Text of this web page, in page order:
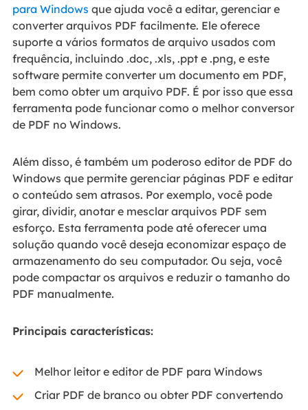
para Windows que ajuda você a editar, gerenciar e
converter arquivos PDF facilmente. Ele oferece
suporte a vários formatos de arquivo usados com
frequência, incluindo .doc, .xls, .ppt e .png, e este
software permite converter um documento em PDF,
bem como obter um arquivo PDF. É por isso que essa
ferramenta pode funcionar como o melhor conversor
de PDF no Windows.
Além disso, é também um poderoso editor de PDF do
Windows que permite gerenciar páginas PDF e editar
o conteúdo sem atrasos. Por exemplo, você pode
girar, dividir, anotar e mesclar arquivos PDF sem
esforço. Esta ferramenta pode até oferecer uma
solução quando você deseja economizar espaço de
armazenamento do seu computador. Ou seja, você
pode compactar os arquivos e reduzir o tamanho do
PDF manualmente.
Principais características:
Melhor leitor e editor de PDF para Windows
Criar PDF de branco ou obter PDF convertendo